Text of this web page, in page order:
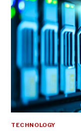
TECHNOLOGY